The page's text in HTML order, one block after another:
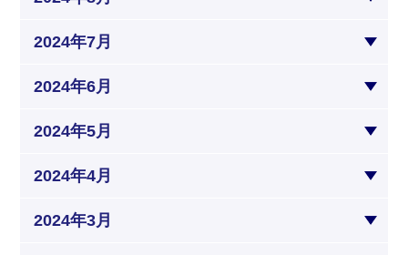
2024年7月
2024年6月
2024年5月
2024年4月
2024年3月